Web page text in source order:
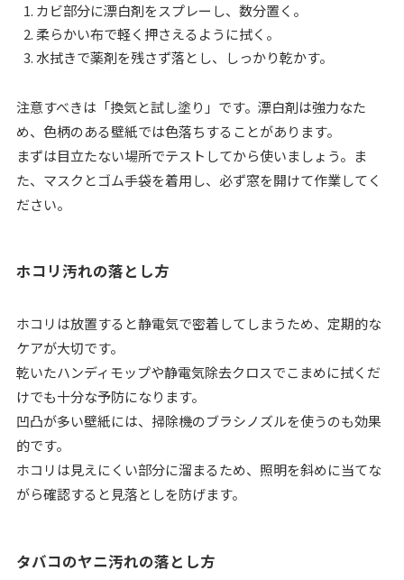
カビ部分に漂白剤をスプレーし、数分置く。
柔らかい布で軽く押さえるように拭く。
水拭きで薬剤を残さず落とし、しっかり乾かす。
注意すべきは「換気と試し塗り」です。漂白剤は強力なた
め、色柄のある壁紙では色落ちすることがあります。
まずは目立たない場所でテストしてから使いましょう。ま
た、マスクとゴム手袋を着用し、必ず窓を開けて作業してく
ださい。
ホコリ汚れの落とし方
ホコリは放置すると静電気で密着してしまうため、定期的な
ケアが大切です。
乾いたハンディモップや静電気除去クロスでこまめに拭くだ
けでも十分な予防になります。
凹凸が多い壁紙には、掃除機のブラシノズルを使うのも効果
的です。
ホコリは見えにくい部分に溜まるため、照明を斜めに当てな
がら確認すると見落としを防げます。
タバコのヤニ汚れの落とし方